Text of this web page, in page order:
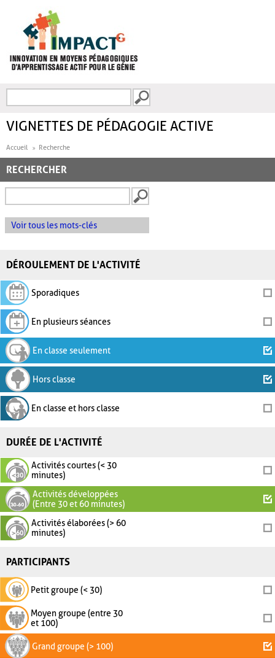
FORMULAIRE DE
VIGNETTES DE PÉDAGOGIE ACTIVE
Accueil Recherche
RECHERCHER
Voir tous les mots-clés
DÉROULEMENT DE L'ACTIVITÉ
Sporadiques
En plusieurs séances
En classe seulement
Hors classe
En classe et hors classe
DURÉE DE L'ACTIVITÉ
Activités courtes (< 30
minutes)
Activités développées
(Entre 30 et 60 minutes)
Activités élaborées (> 60
minutes)
PARTICIPANTS
Petit groupe (< 30)
Moyen groupe (entre 30
et 100)
Grand groupe (> 100)